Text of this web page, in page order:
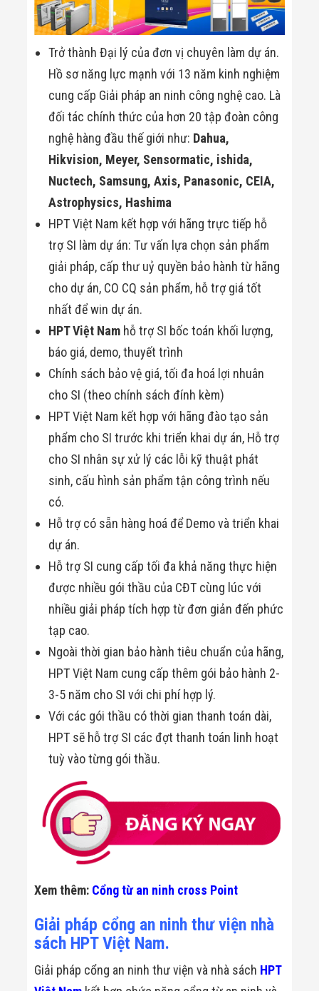
Trở thành Đại lý của đơn vị chuyên làm dự án.
Hồ sơ năng lực mạnh với 13 năm kinh nghiệm
cung cấp Giải pháp an ninh công nghệ cao. Là
đối tác chính thức của hơn 20 tập đoàn công
nghệ hàng đầu thế giới như: Dahua,
Hikvision, Meyer, Sensormatic, ishida,
Nuctech, Samsung, Axis, Panasonic, CEIA,
Astrophysics, Hashima
HPT Việt Nam kết hợp với hãng trực tiếp hỗ
trợ SI làm dự án: Tư vấn lựa chọn sản phẩm
giải pháp, cấp thư uỷ quyền bảo hành từ hãng
cho dự án, CO CQ sản phẩm, hỗ trợ giá tốt
nhất để win dự án.
HPT Việt Nam hỗ trợ SI bốc toán khối lượng,
báo giá, demo, thuyết trình
Chính sách bảo vệ giá, tối đa hoá lợi nhuân
cho SI (theo chính sách đính kèm)
HPT Việt Nam kết hợp với hãng đào tạo sản
phẩm cho SI trước khi triển khai dự án, Hỗ trợ
cho SI nhân sự xử lý các lỗi kỹ thuật phát
sinh, cấu hình sản phẩm tận công trình nếu
có.
Hỗ trợ có sẵn hàng hoá để Demo và triển khai
dự án.
Hỗ trợ SI cung cấp tối đa khả năng thực hiện
được nhiều gói thầu của CĐT cùng lúc với
nhiều giải pháp tích hợp từ đơn giản đến phức
tạp cao.
Ngoài thời gian bảo hành tiêu chuẩn của hãng,
HPT Việt Nam cung cấp thêm gói bảo hành 2-
3-5 năm cho SI với chi phí hợp lý.
Với các gói thầu có thời gian thanh toán dài,
HPT sẽ hỗ trợ SI các đợt thanh toán linh hoạt
tuỳ vào từng gói thầu.
Xem thêm: Cổng từ an ninh cross Point
Giải pháp cổng an ninh thư viện nhà
sách HPT Việt Nam.
Giải pháp cổng an ninh thư viện và nhà sách HPT